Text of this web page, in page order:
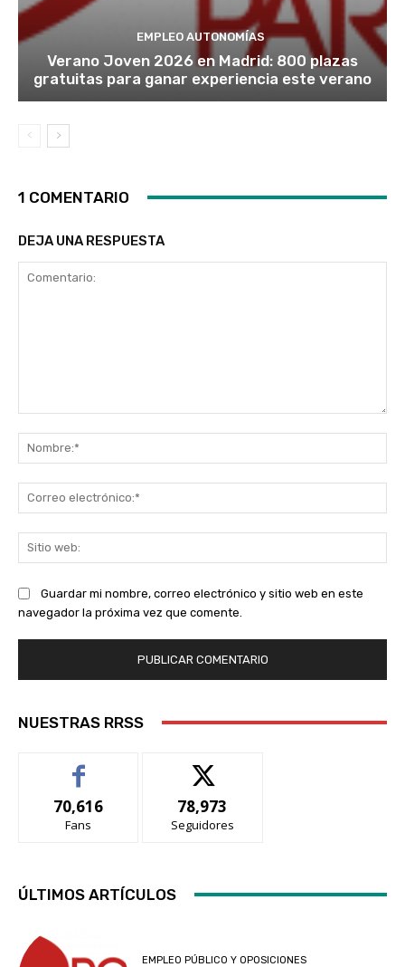
EMPLEO AUTONOMÍAS
Verano Joven 2026 en Madrid: 800 plazas
gratuitas para ganar experiencia este verano
1 COMENTARIO
DEJA UNA RESPUESTA
Guardar mi nombre, correo electrónico y sitio web en este
navegador la próxima vez que comente.
NUESTRAS RRSS
70,616
Fans
78,973
Seguidores
ÚLTIMOS ARTÍCULOS
EMPLEO PÚBLICO Y OPOSICIONES